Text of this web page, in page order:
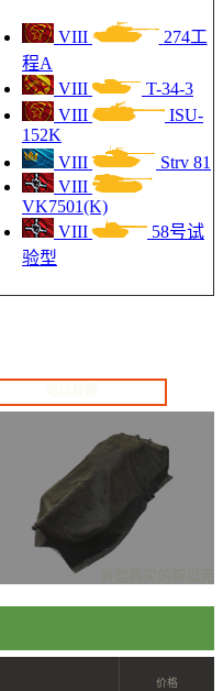
VIII
274工
程A
VIII
T-34-3
VIII
ISU-
152K
VIII
Strv 81
VIII
VK7501(K)
VIII
58号试
验型
重型坦克 自行反坦克炮
IX
价格